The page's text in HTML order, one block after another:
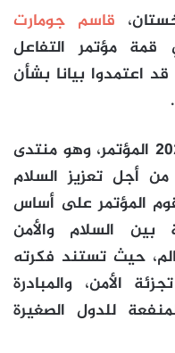
قاسم جومارت
قمة مؤتمر التفاعل
وإجراءات الثقة في آسيا CICA قد اعتمدوا بيانا بشأن
وتترأس كازاخستان منذ عام 2020 المؤتمر، وهو منتدى
أجل تعزيز السلام
المؤتمر على أساس
بين السلام والأمن
حيث تستند فكرته
الأمن، والمبادرة
للدول الصغيرة